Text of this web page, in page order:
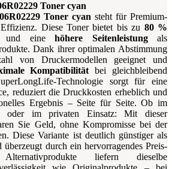
Toner cyan
Toner cyan steht für Premium-
Diese Toner bietet bis zu 80 %
eine höhere Seitenleistungals
Dank ihrer optimalen Abstimmung
von Druckermodellen geeignet und
Kompatibilitätbei gleichbleibend
Technologie sorgt für eine
reduziert die Druckkosten erheblich und
Ergebnis – Seite für Seite. Ob im
oder im privaten Einsatz: Mit dieser
Sie Geld, ohne Kompromisse bei der
Diese Variante ist deutlich günstiger als
durch ein hervorragendes Preis-
Alternativprodukte liefern dieselbe